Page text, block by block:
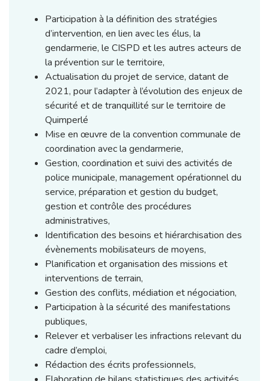
Participation à la définition des stratégies
d’intervention, en lien avec les élus, la
gendarmerie, le CISPD et les autres acteurs de
la prévention sur le territoire,
Actualisation du projet de service, datant de
2021, pour l’adapter à l’évolution des enjeux de
sécurité et de tranquillité sur le territoire de
Quimperlé
Mise en œuvre de la convention communale de
coordination avec la gendarmerie,
Gestion, coordination et suivi des activités de
police municipale, management opérationnel du
service, préparation et gestion du budget,
gestion et contrôle des procédures
administratives,
Identification des besoins et hiérarchisation des
évènements mobilisateurs de moyens,
Planification et organisation des missions et
interventions de terrain,
Gestion des conflits, médiation et négociation,
Participation à la sécurité des manifestations
publiques,
Relever et verbaliser les infractions relevant du
cadre d’emploi,
Rédaction des écrits professionnels,